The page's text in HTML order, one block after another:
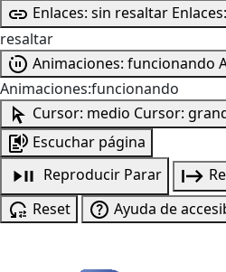
Enlaces: sin resaltar
resaltar
Animaciones: funcionando
Animaciones:funcionando
Cursor: medio Cursor:
Escuchar página
Reproducir Parar
Reset
Ayuda de